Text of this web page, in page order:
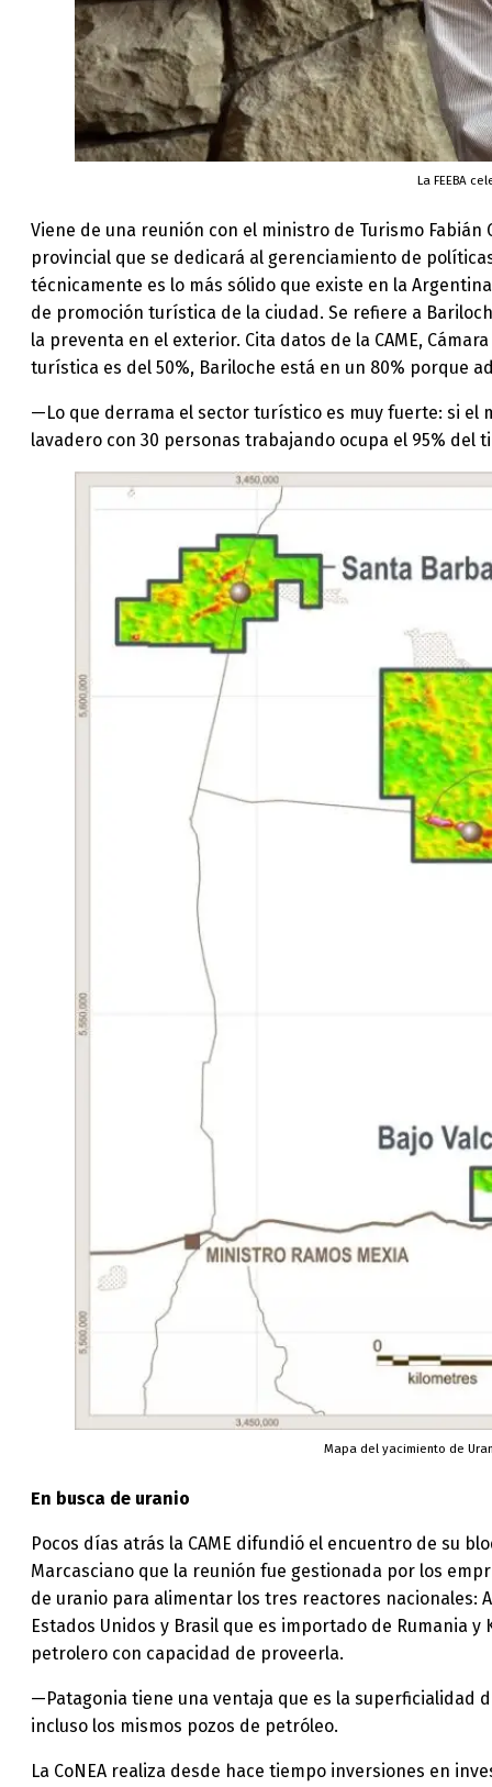
La FEEBA
Viene de una reunión con el ministro de Turismo
provincial que se dedicará al gerenciamiento de
técnicamente es lo más sólido que existe en la
de promoción turística de la ciudad. Se refiere a
la preventa en el exterior. Cita datos de la CAME,
turística es del 50%, Bariloche está en un 80% porque
—Lo que derrama el sector turístico es muy fuerte: si el
lavadero con 30 personas trabajando ocupa el 95% del
Mapa del yacimiento de
En busca de uranio
Pocos días atrás la CAME difundió el encuentro de su
Marcasciano que la reunión fue gestionada por los
de uranio para alimentar los tres reactores nacionales:
Estados Unidos y Brasil que es importado de Rumania
petrolero con capacidad de proveerla.
—Patagonia tiene una ventaja que es la superficialidad
incluso los mismos pozos de petróleo.
La CoNEA realiza desde hace tiempo inversiones en